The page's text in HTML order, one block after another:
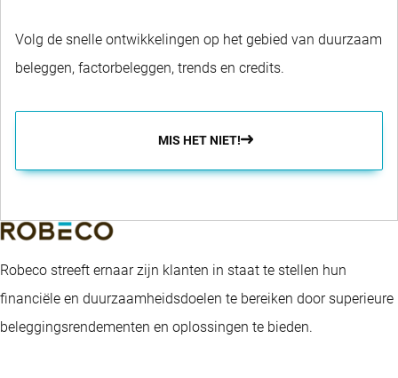
Volg de snelle ontwikkelingen op het gebied van duurzaam
beleggen, factorbeleggen, trends en credits.
MIS HET NIET!
Robeco streeft ernaar zijn klanten in staat te stellen hun
financiële en duurzaamheidsdoelen te bereiken door superieure
beleggingsrendementen en oplossingen te bieden.